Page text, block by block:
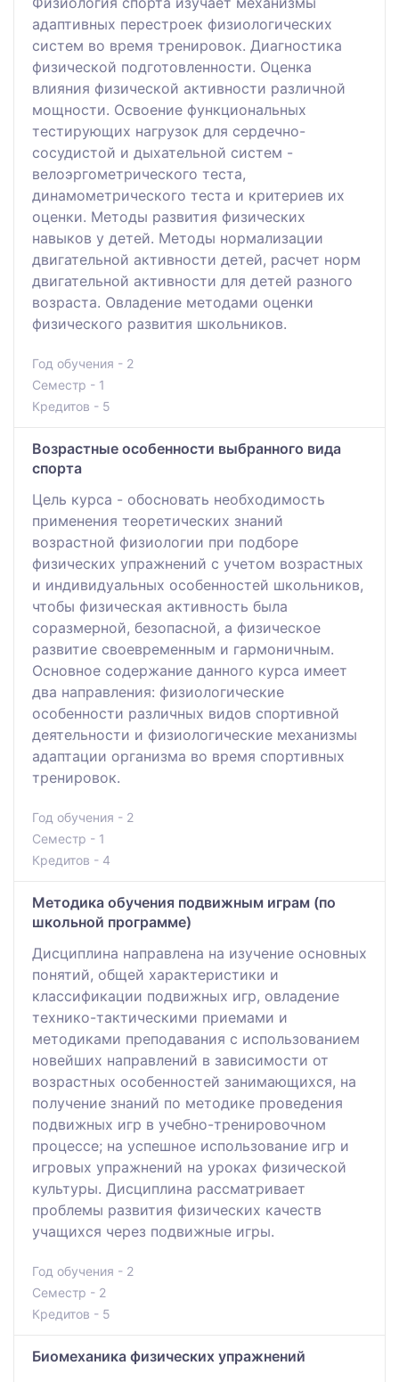
адаптивных перестроек физиологических
систем во время тренировок. Диагностика
физической подготовленности. Оценка
влияния физической активности различной
мощности. Освоение функциональных
тестирующих нагрузок для сердечно-
сосудистой и дыхательной систем -
велоэргометрического теста,
динамометрического теста и критериев их
оценки. Методы развития физических
навыков у детей. Методы нормализации
двигательной активности детей, расчет норм
двигательной активности для детей разного
возраста. Овладение методами оценки
физического развития школьников.
Год обучения - 2
Семестр - 1
Кредитов - 5
Возрастные особенности выбранного вида
спорта
Цель курса - обосновать необходимость
применения теоретических знаний
возрастной физиологии при подборе
физических упражнений с учетом возрастных
и индивидуальных особенностей школьников,
чтобы физическая активность была
соразмерной, безопасной, а физическое
развитие своевременным и гармоничным.
Основное содержание данного курса имеет
два направления: физиологические
особенности различных видов спортивной
деятельности и физиологические механизмы
адаптации организма во время спортивных
тренировок.
Год обучения - 2
Семестр - 1
Кредитов - 4
Методика обучения подвижным играм (по
школьной программе)
Дисциплина направлена на изучение основных
понятий, общей характеристики и
классификации подвижных игр, овладение
технико-тактическими приемами и
методиками преподавания с использованием
новейших направлений в зависимости от
возрастных особенностей занимающихся, на
получение знаний по методике проведения
подвижных игр в учебно-тренировочном
процессе; на успешное использование игр и
игровых упражнений на уроках физической
культуры. Дисциплина рассматривает
проблемы развития физических качеств
учащихся через подвижные игры.
Год обучения - 2
Семестр - 2
Кредитов - 5
Биомеханика физических упражнений